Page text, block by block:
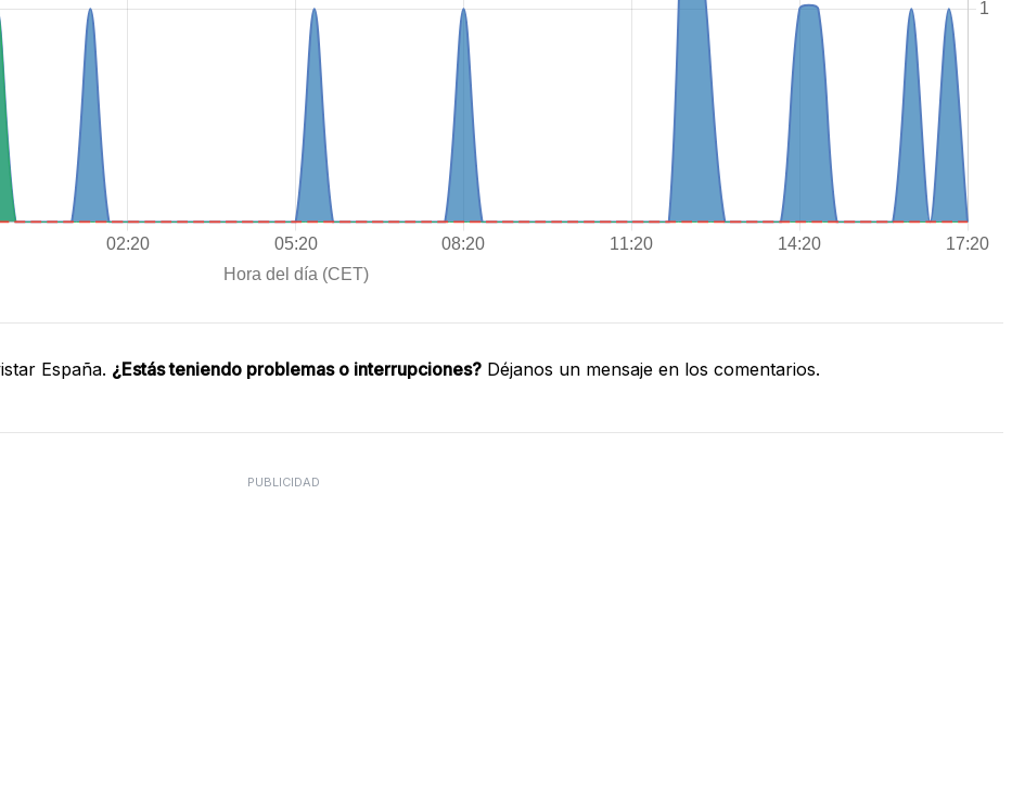
España. ¿Estás teniendo problemas o interrupciones? Déjanos un mensaje en los comentarios.
PUBLICIDAD